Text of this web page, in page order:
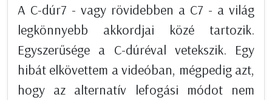
A C-dúr7 - vagy rövidebben a C7 - a világ
legkönnyebb akkordjai közé tartozik.
Egyszerűsége a C-dúréval vetekszik. Egy
hibát elkövettem a videóban, mégpedig azt,
hogy az alternatív lefogási módot nem